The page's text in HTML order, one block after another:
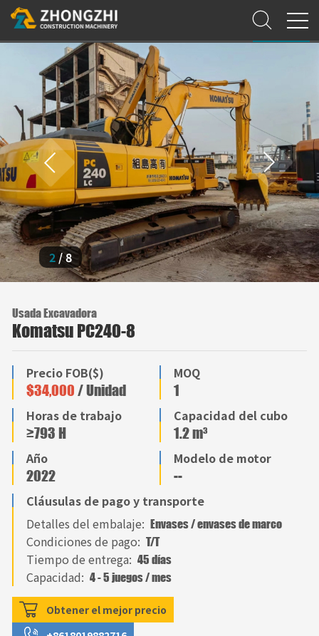
Usada Excavadora
Komatsu PC240-8
Precio FOB($)
$34,000 / Unidad
MOQ
1
Horas de trabajo
≥793 H
Capacidad del cubo
1.2 m³
Año
2022
Modelo de motor
--
Cláusulas de pago y transporte
Detalles del embalaje: Envases / envases de marco
Condiciones de pago: T/T
Tiempo de entrega: 45 días
Capacidad: 4 - 5 juegos / mes
Obtener el mejor precio
3 /8